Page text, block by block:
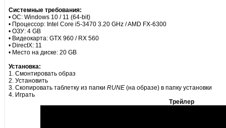
Системные требования:
• ОС: Windows 10 / 11 (64-bit)
• Процессор: Intel Core i5-3470 3.20 GHz / AMD FX-6300
• ОЗУ: 4 GB
• Видеокарта: GTX 960 / RX 560
• DirectX: 11
• Место на диске: 20 GB
Установка:
1. Смонтировать образ
2. Установить
3. Скопировать таблетку из папки RUNE (на образе) в папку установки
4. Играть
Трейлер